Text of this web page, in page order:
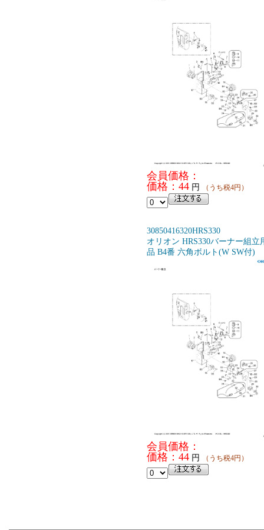
会員価格：
価格：44 円 （うち税4円）
30850416320HRS330
オリオン HRS330バーナー組立
品 B4番 六角ボルト(W SW付)
会員価格：
価格：44 円 （うち税4円）